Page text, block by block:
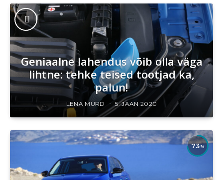
Geniaalne lahendus võib olla väga
lihtne: tehke teised tootjad ka,
palun!
LENA MURD 5. JAAN 2020
73